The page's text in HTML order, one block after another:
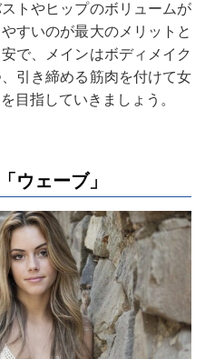
トやヒップのボリュームが
すいのが最大のメリットと
で、メインはボディメイク
引き締める筋肉を付けて女
目指していきましょう。
ウェーブ」